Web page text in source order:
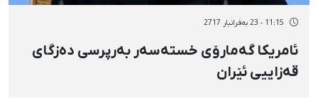
11:15 - 23 بەفرانبار 2717
ئامریکا گەمارۆی خستەسەر بەرپرسی دەزگای
قەزاییی ئێران